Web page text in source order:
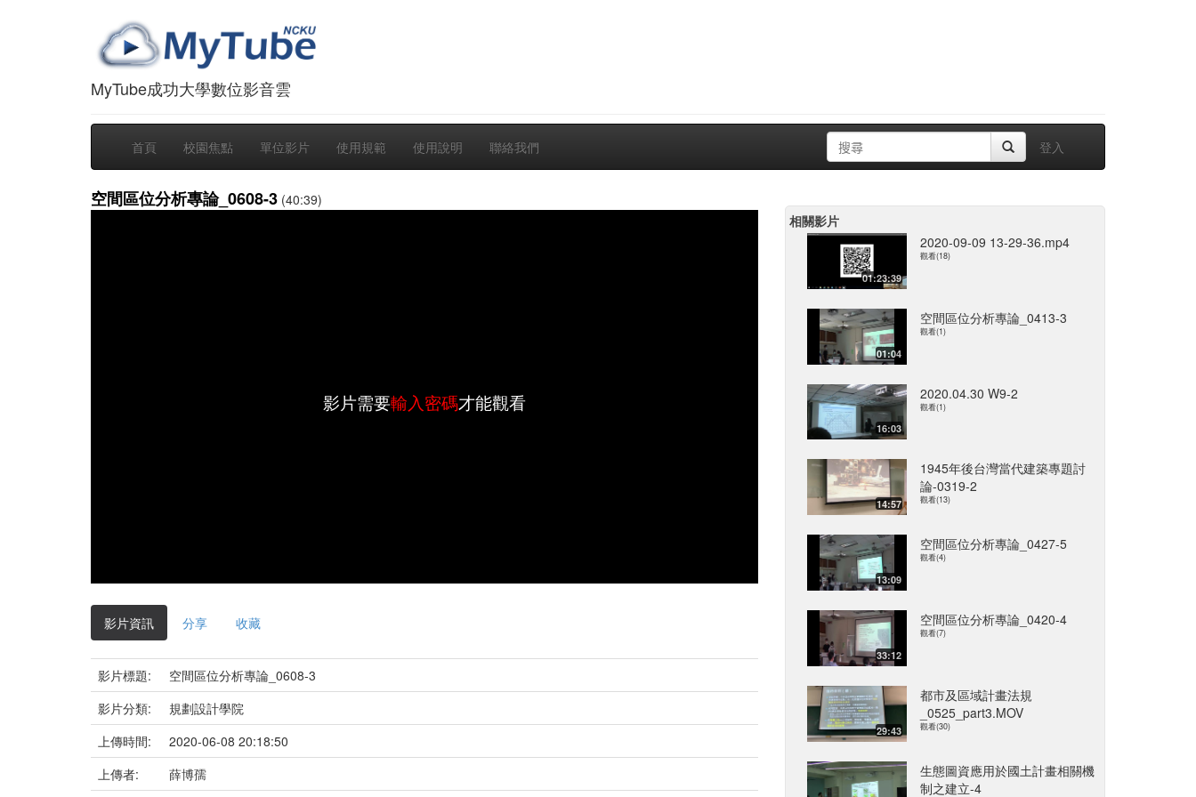
MyTube成功大學數位影音雲
首頁 校園焦點 單位影片 使用規範 使用說明 聯絡我們 登入
空間區位分析專論_0608-3 (40:39)
影片需要輸入密碼才能觀看
影片資訊 分享 收藏
影片標題:
空間區位分析專論_0608-3
影片分類:
規劃設計學院
上傳時間:
2020-06-08 20:18:50
上傳者:
薛博孺
相關影片
01:23:39
2020-09-09 13-29-36.mp4
觀看(18)
01:04
空間區位分析專論_0413-3
觀看(1)
16:03
2020.04.30 W9-2
觀看(1)
14:57
1945年後台灣當代建築專題討
論-0319-2
觀看(13)
13:09
空間區位分析專論_0427-5
觀看(4)
33:12
空間區位分析專論_0420-4
觀看(7)
29:43
都市及區域計畫法規
_0525_part3.MOV
觀看(30)
生態圖資應用於國土計畫相關機
制之建立-4